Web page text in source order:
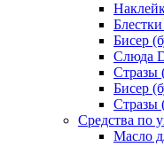
Бисер
Слюда
Стразы
Бисер
Стразы
Средства по
Масло